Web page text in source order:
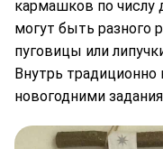
кармашков по числу
могут быть разного
пуговицы или
Внутрь традиционно
новогодними